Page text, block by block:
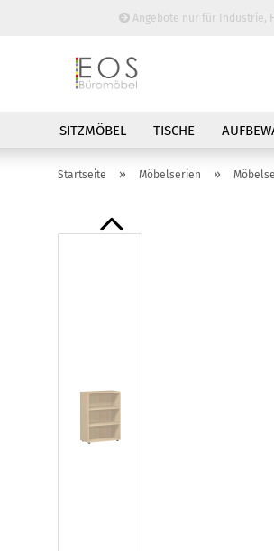
Angebote nur für Industrie,
SITZMÖBEL TISCHE
BESPRECHUNGSTISCHE
Startseite » Möbelserien »